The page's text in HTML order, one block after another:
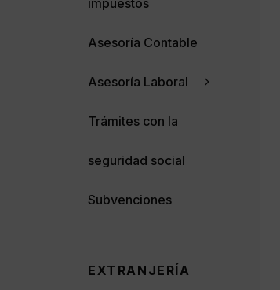
Asesoría Contable
Asesoría Laboral
Trámites con la
seguridad social
Subvenciones
EXTRANJERÍA